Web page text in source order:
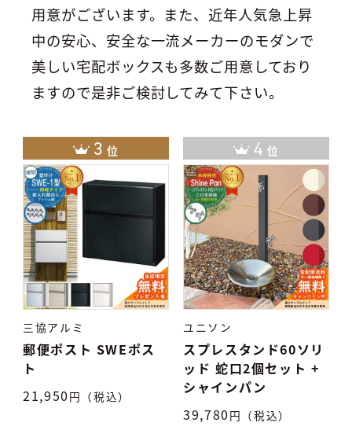
用意がございます。 また、近年人気急上昇
中の安心、安全な一流メーカーのモダンで
美しい宅配ボックスも多数ご用意しており
ますので是非ご検討してみて下さい。
3 位
三協アルミ
郵便ポスト SWEポス
ト
21,950 円（税込）
4 位
ユニソン
スプレスタンド60ソリ
ッド 蛇口2個セット +
シャインパン
39,780 円（税込）